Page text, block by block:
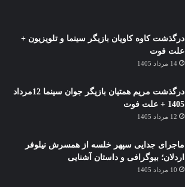
درگذشت کاوه کاویان بازیگر سینما و تلویزیون +
علت فوت
14 مرداد 1405
درگذشت مریم همتیان بازیگر جوان سینما 12مرداد
1405 + علت فوت
12 مرداد 1405
ماجرای جدایی سپهر خلسه از همسرش نیلوفر
اردلان؛ بیوگرافی و داستان آشنایی
10 مرداد 1405